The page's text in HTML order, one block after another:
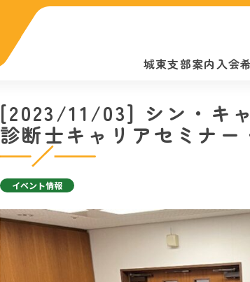
城東支部案内入会
[2023/11/03] シン・キ
診断士キャリアセミナー
イベント情報